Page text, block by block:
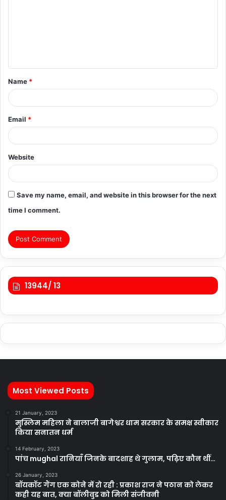
t
*
Name *
Email *
Website
Save my name, email, and website in this browser for the next
time I comment.
13944/ 13
Most Viewed Posts
21 January, 2023
मुस्लिम महिला ने बालाजी बागेश्वर धाम सरकार के समक्ष स्वीकार
किया सनातन धर्म
14 February, 2023
पांच mughal रानियाँ जिनके बादशाह थे गुलाम, पढ़िए कौन थीं…
26 January, 2023
बॉयकॉट गैंग एक कोने में रो रही : प्रकाश राज ने पठान को लेकर
कही यह बात, क्या बॉलीवुड को मिली संजीवनी